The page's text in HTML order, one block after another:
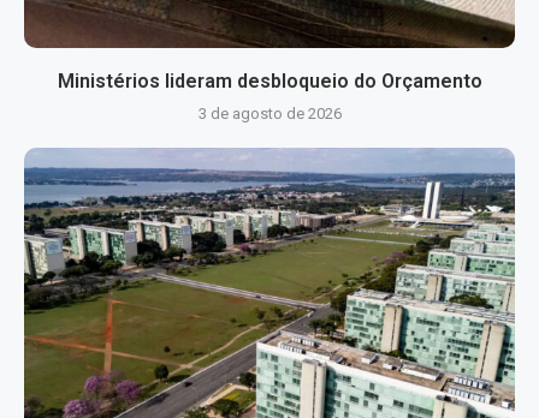
Ministérios lideram desbloqueio do Orçamento
3 de agosto de 2026